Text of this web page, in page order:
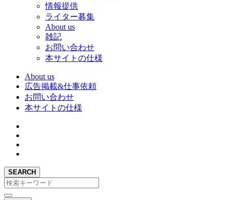
情報提供
ライター募集
About us
雑記
お問い合わせ
本サイトの仕様
About us
広告掲載&仕事依頼
お問い合わせ
本サイトの仕様
SEARCH